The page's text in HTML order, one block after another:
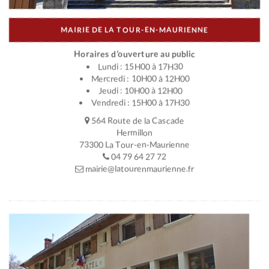
MAIRIE DE LA TOUR-EN-MAURIENNE
Horaires d’ouverture au public
Lundi : 15H00 à 17H30
Mercredi : 10H00 à 12H00
Jeudi : 10H00 à 12H00
Vendredi : 15H00 à 17H30
564 Route de la Cascade
Hermillon
73300 La Tour-en-Maurienne
04 79 64 27 72
mairie@latourenmaurienne.fr